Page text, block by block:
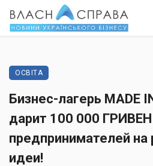
ОСВІТА
Бизнес-лагерь MADE
дарит 100 000
предпринимателей на
идеи!